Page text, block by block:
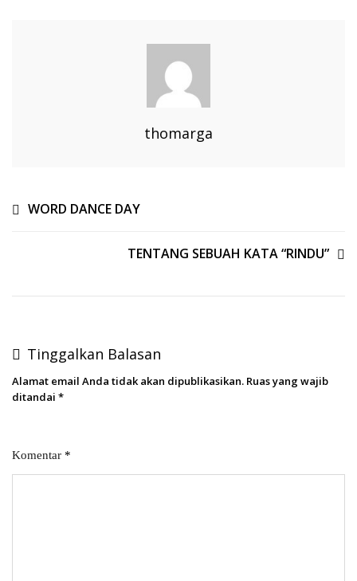
thomarga
WORD DANCE DAY
TENTANG SEBUAH KATA “RINDU”
Tinggalkan Balasan
Alamat email Anda tidak akan dipublikasikan. Ruas yang wajib
ditandai *
Komentar *